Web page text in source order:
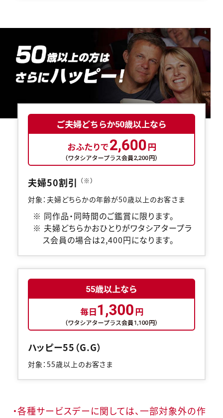
無料のワタシアターライト会員もあります。
予約を確認・変更する
チケットの予約状況の確認及び予約を変更したい場合は、
下記リンクよりご確認ください。
予約を確認する
予約を変更する
閉じる
夫婦50割引 （※）
対象：夫婦どちらかの年齢が50歳以上のお客さま
※ 同作品・同時間のご鑑賞に限ります。
※ 夫婦どちらかおひとりがワタシアタープラ
ス会員の場合は2,400円になります。
ハッピー55（G.G）
対象：55歳以上のお客さま
・各種サービスデーに関しては、一部対象外の作
劇場を変更しますか？
劇場を変更すると、STEP2以降で選択いただいた情報は解除
されます。
変更しないで続ける 変更する
閉じる
上映日を変更しますか？
上映日を変更すると、STEP3以降で選択いただいた情報は解
除されます。
変更しないで続ける 変更する
閉じる